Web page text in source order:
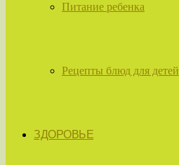
Питание ребенка
Рецепты блюд для детей
ЗДОРОВЬЕ